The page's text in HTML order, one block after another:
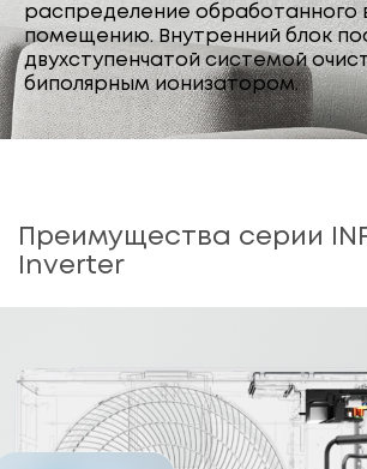
распределение обработанного
помещению. Внутренний блок
двухступенчатой системой
биполярным ионизатором.
Преимущества серии
Inverter